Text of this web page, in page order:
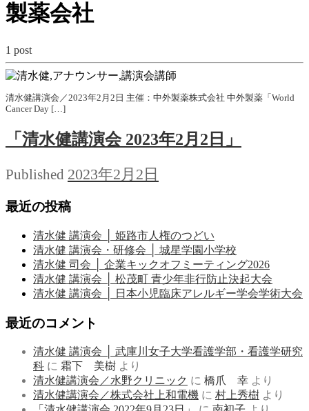
製薬会社
1 post
清水健講演会／2023年2月2日 主催：中外製薬株式会社 中外製薬「World
Cancer Day […]
「清水健講演会 2023年2月2日」
Published 2023年2月2日
最近の投稿
清水健 講演会 │ 姫路市人権のつどい
清水健 講演会・研修会 │ 城星学園小学校
清水健 司会 │ 企業キックオフミーティング2026
清水健 講演会 │ 松茂町 青少年非行防止決起大会
清水健 講演会 │ 日本小児臨床アレルギー学会学術大会
最近のコメント
清水健 講演会 │ 武庫川女子大学看護学部・看護学研究
科 に 霜下 美樹 より
清水健講演会／水野クリニック に 橋爪 幸 より
清水健講演会／株式会社上和電機 に 村上秀樹 より